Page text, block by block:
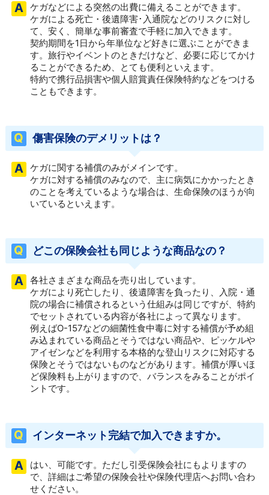
ケガなどによる突然の出費に備えることができます。
ケガによる死亡・後遺障害･入通院などのリスクに対し
て、安く、簡単な事前審査で手軽に加入できます。
契約期間を1日から年単位など好きに選ぶことができま
す。旅行やイベントのときだけなど、必要に応じてかけ
ることができるため、とても便利といえます。
特約で携行品損害や個人賠賞責任保険特約などをつける
こともできます。
傷害保険のデメリットは？
ケガに関する補償のみがメインです。
ケガに対する補償のみなので、主に病気にかかったとき
のことを考えているような場合は、生命保険のほうが向
いているといえます。
どこの保険会社も同じような商品なの？
各社さまざまな商品を売り出しています。
ケガにより死亡したり、後遺障害を負ったり、入院・通
院の場合に補償されるという仕組みは同じですが、特約
でセットされている内容が各社によって異なります。
例えばO-157などの細菌性食中毒に対する補償が予め組
み込まれている商品とそうではない商品や、ピッケルや
アイゼンなどを利用する本格的な登山リスクに対応する
保険とそうではないものなどがあります。補償が厚いほ
ど保険料も上がりますので、バランスをみることがポイ
ントです。
インターネット完結で加入できますか。
はい、可能です。ただし引受保険会社にもよりますの
で、詳細はご希望の保険会社や保険代理店へお問い合わ
せください。